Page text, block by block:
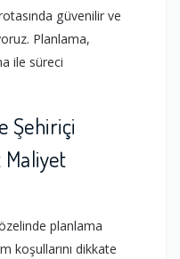
güvenilir ve
Planlama,
ile süreci
Şehiriçi
Maliyet
planlama
koşullarını dikkate